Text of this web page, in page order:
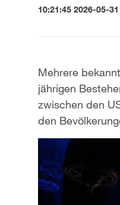
10:21:45 2026-05-31
Mehrere
jährigen
zwischen den
den